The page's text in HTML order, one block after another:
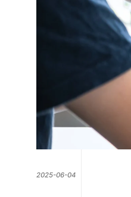
2025-06-04